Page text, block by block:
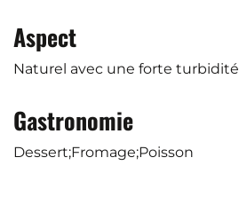
Aspect
Naturel avec une forte turbidité
Gastronomie
Dessert;Fromage;Poisson